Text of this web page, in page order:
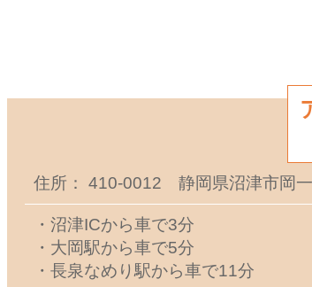
住所： 410-0012 静岡県沼津市岡
・沼津ICから車で3分
・大岡駅から車で5分
・長泉なめり駅から車で11分